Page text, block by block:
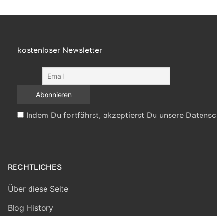
kostenloser Newsletter
Indem Du fortfährst, akzeptierst Du unsere
RECHTLICHES
Über diese Seite
Blog History